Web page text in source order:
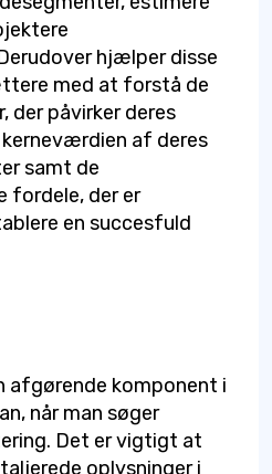
hjælper disse
med at forstå de
påvirker deres
af deres
samt de
fordele, der er
en succesfuld
afgørende komponent i
når man søger
Det er vigtigt at
oplysninger i